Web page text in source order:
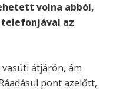
volna abból,
az
átjárón, ám
pont azelőtt,